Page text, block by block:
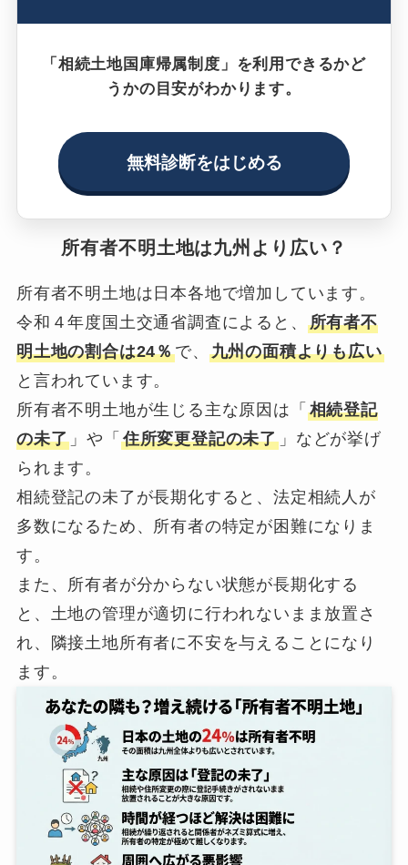
「相続土地国庫帰属制度」を利用できるかど
うかの目安がわかります。
無料診断をはじめる
所有者不明土地は九州より広い？
所有者不明土地は日本各地で増加しています。
令和４年度国土交通省調査によると、 所有者不
明土地の割合は24％で、 九州の面積よりも広い
と言われています。
所有者不明土地が生じる主な原因は「 相続登記
の未了 」や「 住所変更登記の未了 」などが挙げ
られます。
相続登記の未了が長期化すると、法定相続人が
多数になるため、所有者の特定が困難になりま
す。
また、所有者が分からない状態が長期化する
と、土地の管理が適切に行われないまま放置さ
れ、隣接土地所有者に不安を与えることになり
ます。